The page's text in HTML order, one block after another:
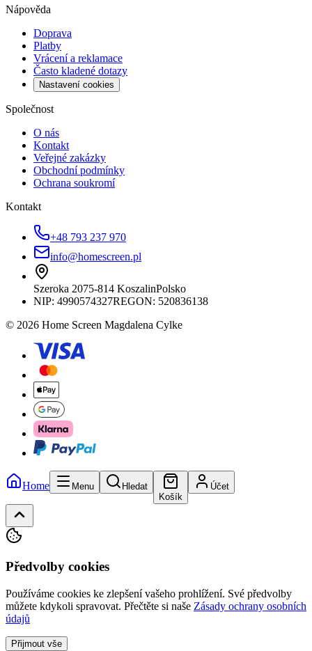
Nápověda
Doprava
Platby
Vrácení a reklamace
Často kladené dotazy
Nastavení cookies
Společnost
O nás
Kontakt
Veřejné zakázky
Obchodní podmínky
Ochrana soukromí
Kontakt
+48 793 237 970
info@homescreen.pl
Szeroka 2075-814 KoszalinPolsko
NIP: 4990574327REGON: 520836138
© 2026 Home Screen Magdalena Cylke
Home Menu
Hledat
Košík
Účet
Předvolby cookies
Používáme cookies ke zlepšení vašeho prohlížení. Své předvolby
můžete kdykoli spravovat. Přečtěte si naše Zásady ochrany osobních
údajů
Přijmout vše